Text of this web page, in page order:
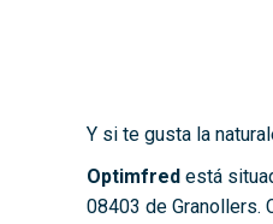
Y si te gusta la
Optimfred está
08403 de Granollers.